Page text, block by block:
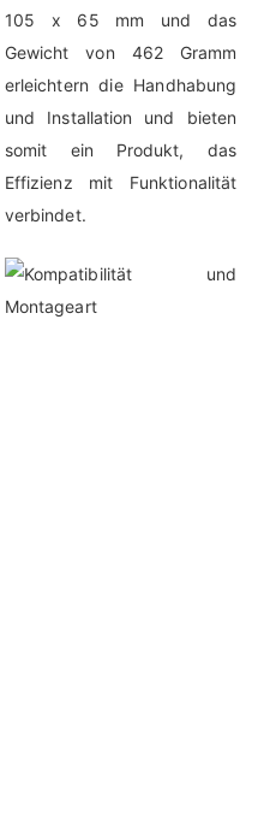
105 x 65 mm und das
Gewicht von 462 Gramm
erleichtern die Handhabung
und Installation und bieten
somit ein Produkt, das
Effizienz mit Funktionalität
verbindet.